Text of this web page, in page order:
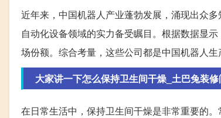
近年来，中国机器人产业蓬勃发展，涌现出众
自动化设备领域的实力备受瞩目。根据数据显
场份额。综合考量，这些公司都是中国机器人生
大家讲一下怎么保持卫生间干燥_土巴兔装
在日常生活中，保持卫生间干燥是非常重要的